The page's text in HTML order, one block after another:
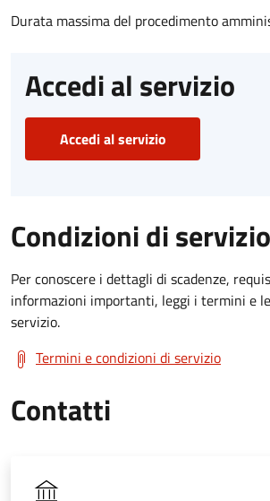
Durata massima del procedimento
Accedi al servizio
Accedi al servizio
Condizioni di servizio
Per conoscere i dettagli di scadenze,
informazioni importanti, leggi i termini e
servizio.
Termini e condizioni di servizio
Contatti